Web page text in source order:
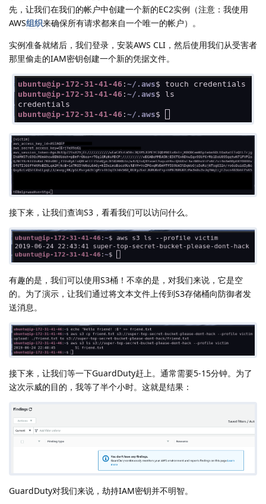
先，让我们在我们的帐户中创建一个新的EC2实例（注意：我使用
AWS组织来确保所有请求都来自一个唯一的帐户）。
实例准备就绪后，我们登录，安装AWS CLI，然后使用我们从受害者
那里偷走的IAM密钥创建一个新的凭据文件。
接下来，让我们查询S3，看看我们可以访问什么。
有趣的是，我们可以使用S3桶！不幸的是，对我们来说，它是空
的。为了演示，让我们通过将文本文件上传到S3存储桶向防御者发
送消息。
接下来，让我们等一下GuardDuty赶上。通常需要5-15分钟。为了
这次示威的目的，我等了半个小时。这就是结果：
GuardDuty对我们来说，劫持IAM密钥并不明智。